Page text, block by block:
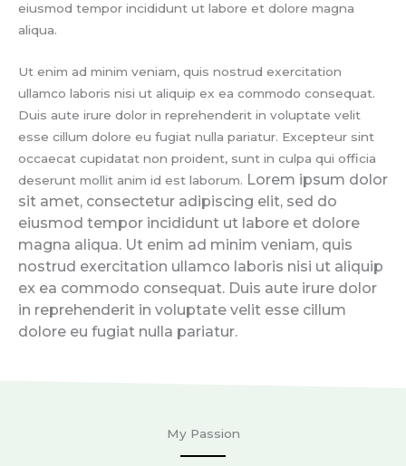
eiusmod tempor incididunt ut labore et dolore magna
aliqua.
Ut enim ad minim veniam, quis nostrud exercitation
ullamco laboris nisi ut aliquip ex ea commodo consequat.
Duis aute irure dolor in reprehenderit in voluptate velit
esse cillum dolore eu fugiat nulla pariatur. Excepteur sint
occaecat cupidatat non proident, sunt in culpa qui officia
deserunt mollit anim id est laborum. Lorem ipsum dolor
sit amet, consectetur adipiscing elit, sed do
eiusmod tempor incididunt ut labore et dolore
magna aliqua. Ut enim ad minim veniam, quis
nostrud exercitation ullamco laboris nisi ut aliquip
ex ea commodo consequat. Duis aute irure dolor
in reprehenderit in voluptate velit esse cillum
dolore eu fugiat nulla pariatur.
My Passion